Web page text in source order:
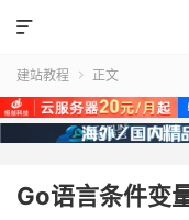

建站教程  正文
Go语言条件变